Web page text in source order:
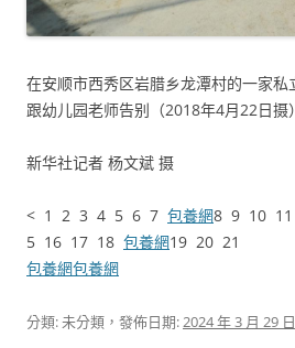
在安顺市西秀区岩腊乡龙潭村的一家
跟幼儿园老师告别（2018年4月22日摄
新华社记者 杨文斌 摄
< 1 2 3 4 5 6 7 包養網8 9 10
5 16 17 18 包養網19 20 21
包養網包養網
分類: 未分類，發佈日期:2024 年 3 月 29 日